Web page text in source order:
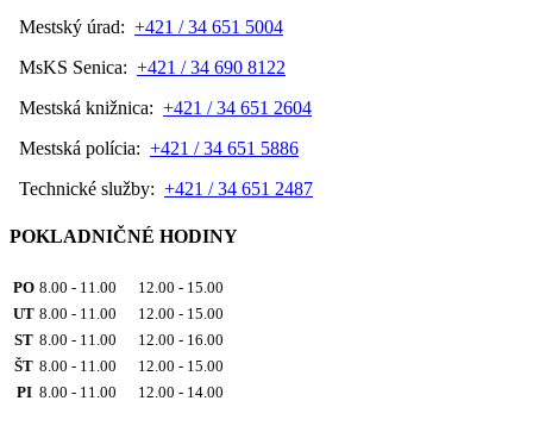
Mestský úrad: +421 / 34 651 5004
MsKS Senica: +421 / 34 690 8122
Mestská knižnica: +421 / 34 651 2604
Mestská polícia: +421 / 34 651 5886
Technické služby: +421 / 34 651 2487
POKLADNIČNÉ HODINY
PO 8.00 - 11.00 12.00 - 15.00
UT 8.00 - 11.00 12.00 - 15.00
ST 8.00 - 11.00 12.00 - 16.00
ŠT 8.00 - 11.00 12.00 - 15.00
PI 8.00 - 11.00 12.00 - 14.00